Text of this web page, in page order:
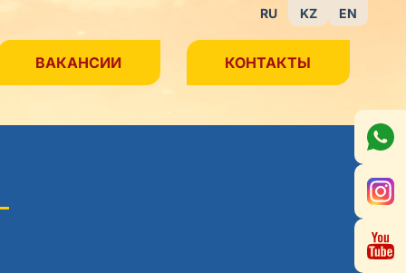
ВАКАНСИИ КОНТАКТЫ
RU KZ EN